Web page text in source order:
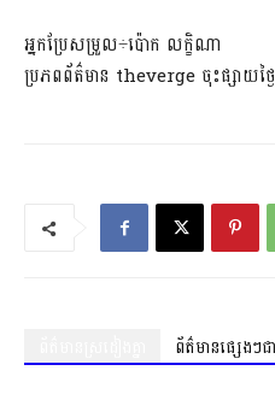
អ្នកប្រែសម្រួល÷ប៉ោក លក្ខិណា
ប្រភពព័ត៌មាន theverge ចុះផ្សាយថ្
ព័ត៌មានផ្សេងៗ